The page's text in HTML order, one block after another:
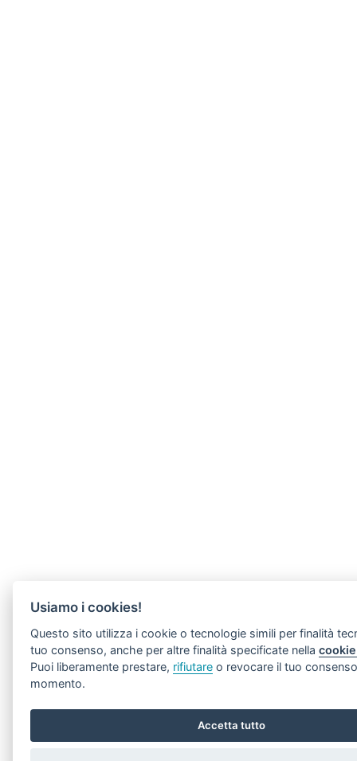
Usiamo i cookies!
Questo sito utilizza i cookie o tecnologie simili per finalità
tuo consenso, anche per altre finalità specificate nella
Puoi liberamente prestare, rifiutare o revocare il tuo
momento.
Accetta tutto